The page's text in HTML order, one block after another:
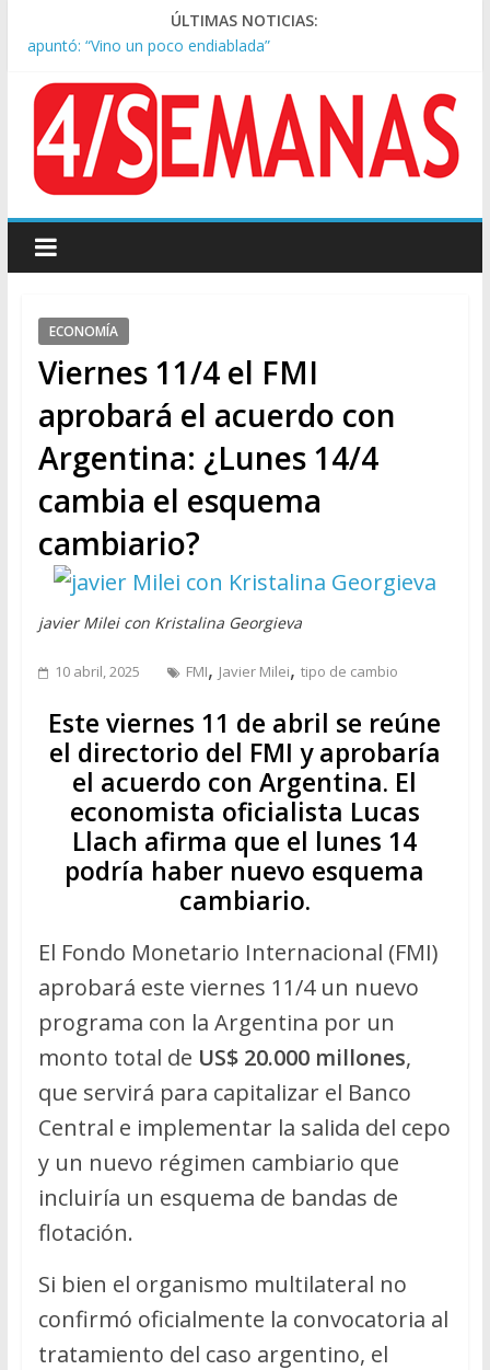
ÚLTIMAS NOTICIAS:
Tras la aprobación de la ley de propiedad privada, Bullrich
apuntó: “Vino un poco endiablada”
traslado del expediente a Campana
A pocas cuadras de La Bombonera chocaron un tren y un
colectivo: siete heridos
Día de San Cayetano: masiva marcha a Plaza de Mayo de
sindicatos y organizaciones sociales
y conductor de TV
ECONOMÍA
Viernes 11/4 el FMI
aprobará el acuerdo con
Argentina: ¿Lunes 14/4
cambia el esquema
cambiario?
javier Milei con Kristalina Georgieva
10 abril, 2025 FMI, Javier Milei, tipo de cambio
Este viernes 11 de abril se reúne
el directorio del FMI y aprobaría
el acuerdo con Argentina. El
economista oficialista Lucas
Llach afirma que el lunes 14
podría haber nuevo esquema
cambiario.
El Fondo Monetario Internacional (FMI)
aprobará este viernes 11/4 un nuevo
programa con la Argentina por un
monto total de US$ 20.000 millones,
que servirá para capitalizar el Banco
Central e implementar la salida del cepo
y un nuevo régimen cambiario que
incluiría un esquema de bandas de
flotación.
Si bien el organismo multilateral no
confirmó oficialmente la convocatoria al
tratamiento del caso argentino, el